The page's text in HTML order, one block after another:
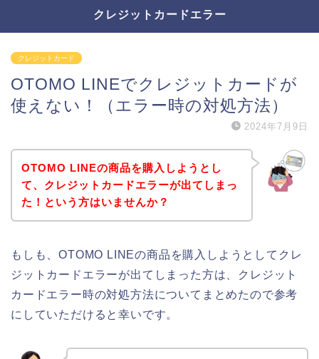
クレジットカードエラー
クレジットカード
OTOMO LINEでクレジットカードが
使えない！（エラー時の対処方法）
2024年7月9日
OTOMO LINEの商品を購入しようとし
て、クレジットカードエラーが出てしまっ
た！という方はいませんか？
もしも、OTOMO LINEの商品を購入しようとしてクレ
ジットカードエラーが出てしまった方は、クレジット
カードエラー時の対処方法についてまとめたので参考
にしていただけると幸いです。